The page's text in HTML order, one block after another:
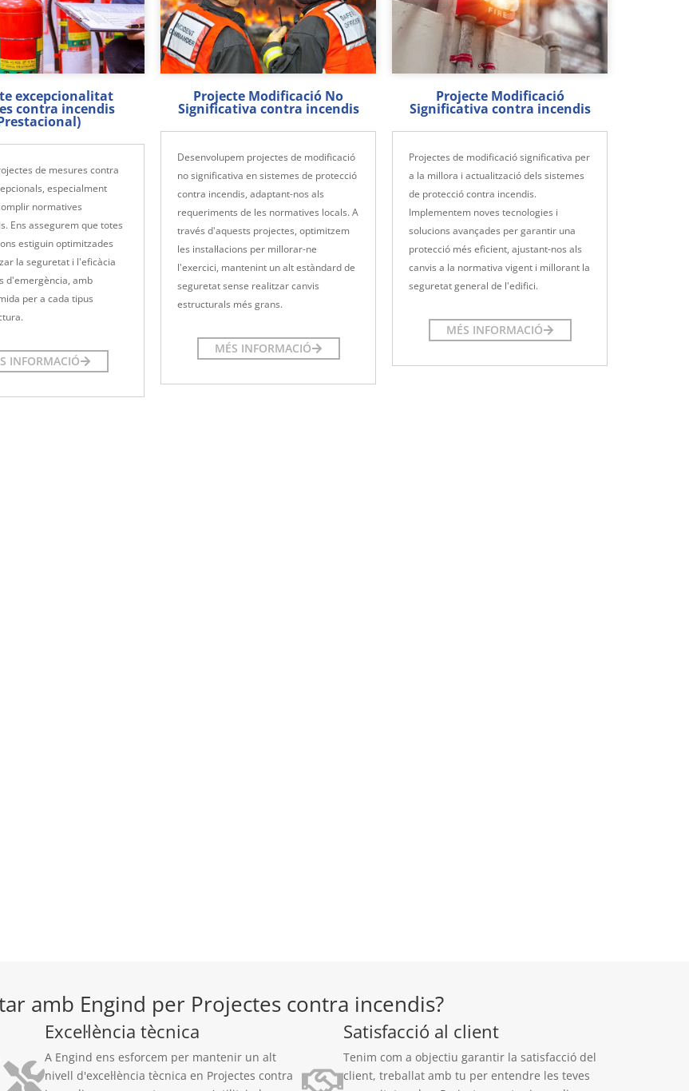
excepcionalitat
contra incendis
de mesures contra
especialment
normatives
Ens assegurem que totes
estiguin optimitzades
la seguretat i l'eficàcia
d'emergència, amb
per a cada tipus
INFORMACIÓ
Projecte Modificació No
Significativa contra incendis
Desenvolupem projectes de modificació
no significativa en sistemes de protecció
contra incendis, adaptant-nos als
requeriments de les normatives locals. A
través d'aquests projectes, optimitzem
les instal·lacions per millorar-ne
l'exercici, mantenint un alt estàndard de
seguretat sense realitzar canvis
estructurals més grans.
MÉS INFORMACIÓ
Projecte Modificació
Significativa contra incendis
Projectes de modificació significativa per
a la millora i actualització dels sistemes
de protecció contra incendis.
Implementem noves tecnologies i
solucions avançades per garantir una
protecció més eficient, ajustant-nos als
canvis a la normativa vigent i millorant la
seguretat general de l'edifici.
MÉS INFORMACIÓ
amb Engind per Projectes contra incendis?
Excel·lència tècnica
A Engind ens esforcem per mantenir un alt
nivell d'excel·lència tècnica en Projectes contra
Satisfacció al client
Tenim com a objectiu garantir la satisfacció del
client, treballat amb tu per entendre les teves